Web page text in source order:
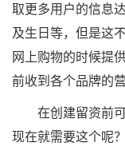
取更多用户的信息
及生日等，但是这
网上购物的时候提
前收到各个品牌的营
在创建留资前可
现在就需要这个呢